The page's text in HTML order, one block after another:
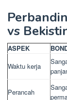
vs
ASPEK
Waktu kerja
Perancah